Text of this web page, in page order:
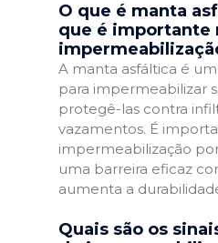
O que é manta
que é importante
A manta asfáltica é
para impermeabilizar
protegê-las contra
vazamentos. É
impermeabilização
uma barreira eficaz
aumenta a
Quais são os